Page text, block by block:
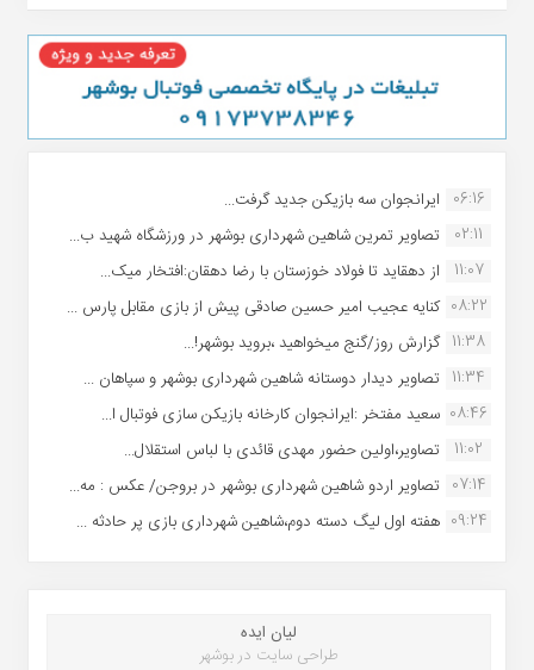
06:16 ایرانجوان سه بازیکن جدید گرفت...
02:11
تصاویر تمرین شاهین شهردارى بوشهر در ورزشگاه شهید ب...
11:07
از دهقاید تا فولاد خوزستان با رضا دهقان:افتخار میک...
08:22 کنایه عجیب امیر حسین صادقی پیش از بازی مقابل پارس ...
11:38 گزارش روز/گنج میخواهید ،بروید بوشهر!...
11:34 تصاویر دیدار دوستانه شاهین شهردارى بوشهر و سپاهان ...
08:46 سعید مفتخر :ایرانجوان کارخانه بازیکن سازی فوتبال ا...
11:02
تصاویر،اولین حضور مهدی قائدی با لباس استقلال...
07:14 تصاویر اردو شاهین شهرداری بوشهر در بروجن/ عکس : مه...
09:24 هفته اول لیگ دسته دوم،شاهین شهرداری بازی پر حادثه ...
لیان ایده
طراحی سایت در بوشهر